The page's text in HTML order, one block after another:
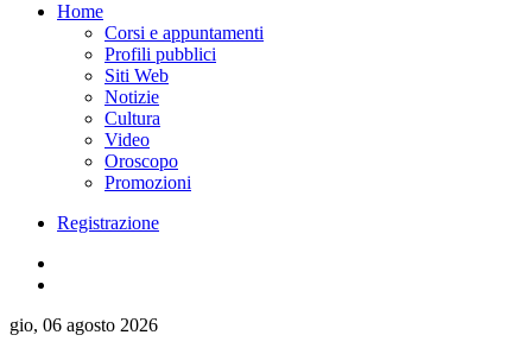
Home
Corsi e appuntamenti
Profili pubblici
Siti Web
Notizie
Cultura
Video
Oroscopo
Promozioni
Registrazione
gio, 06 agosto 2026